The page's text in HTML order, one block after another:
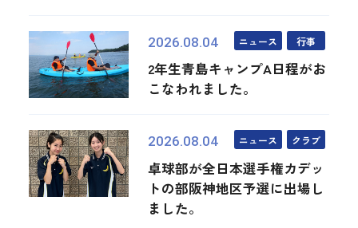
2026.08.04 ニュース 行事
2年生青島キャンプA日程がお
こなわれました。
2026.08.04 ニュース クラブ
卓球部が全日本選手権カデッ
トの部阪神地区予選に出場し
ました。